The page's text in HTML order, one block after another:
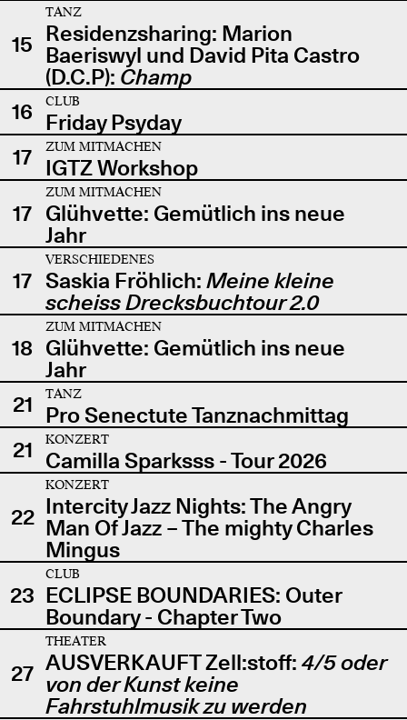
15
TANZ
Residenzsharing: Marion
Baeriswyl und David Pita Castro
(D.C.P): Champ
16
CLUB
Friday Psyday
17
ZUM MITMACHEN
IGTZ Workshop
17
ZUM MITMACHEN
Glühvette: Gemütlich ins neue
Jahr
17
VERSCHIEDENES
Saskia Fröhlich: Meine kleine
scheiss Drecksbuchtour 2.0
18
ZUM MITMACHEN
Glühvette: Gemütlich ins neue
Jahr
21
TANZ
Pro Senectute Tanznachmittag
21
KONZERT
Camilla Sparksss - Tour 2026
22
KONZERT
Intercity Jazz Nights: The Angry
Man Of Jazz – The mighty Charles
Mingus
23
CLUB
ECLIPSE BOUNDARIES: Outer
Boundary - Chapter Two
27
THEATER
AUSVERKAUFT Zell:stoff: 4/5 oder
von der Kunst keine
Fahrstuhlmusik zu werden